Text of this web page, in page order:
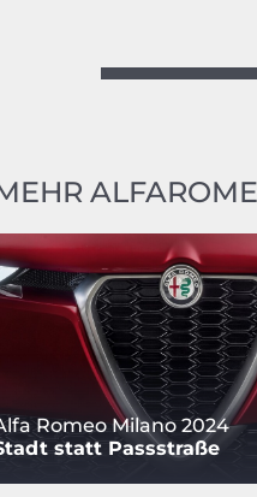
Romeo Milano 2024
statt Passstraße